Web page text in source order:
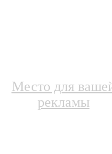
Место для
рекламы